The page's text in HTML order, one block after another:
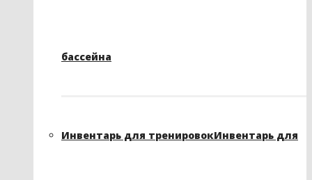
бассейна
Инвентарь для тренировокИнвентарь для